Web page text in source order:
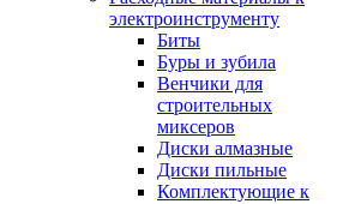
электроинструменту
Биты
Буры и зубила
Венчики для
строительных
миксеров
Диски алмазные
Диски пильные
Комплектующие к